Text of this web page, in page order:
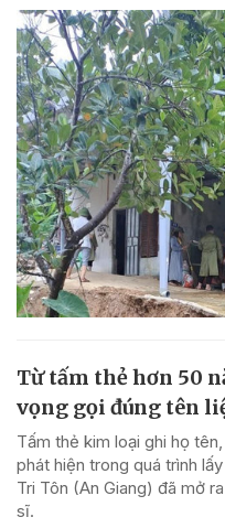
Từ tấm thẻ hơn 50
vọng gọi đúng tên
Tấm thẻ kim loại ghi họ
phát hiện trong quá trình
Tri Tôn (An Giang) đã mở
sĩ.